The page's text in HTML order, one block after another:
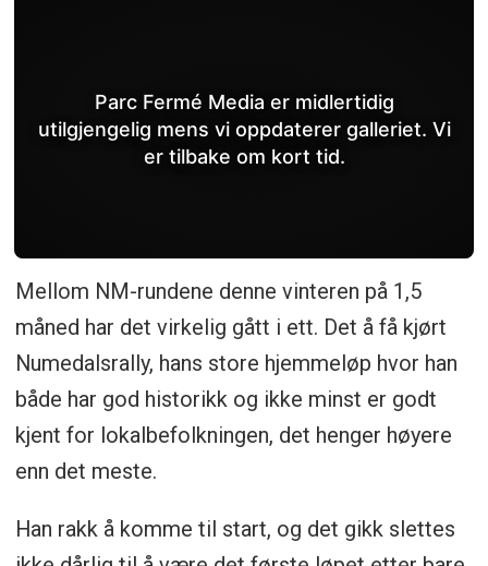
Parc Fermé Media er midlertidig
utilgjengelig mens vi oppdaterer galleriet. Vi
er tilbake om kort tid.
Mellom NM-rundene denne vinteren på 1,5
måned har det virkelig gått i ett. Det å få kjørt
Numedalsrally, hans store hjemmeløp hvor han
både har god historikk og ikke minst er godt
kjent for lokalbefolkningen, det henger høyere
enn det meste.
Han rakk å komme til start, og det gikk slettes